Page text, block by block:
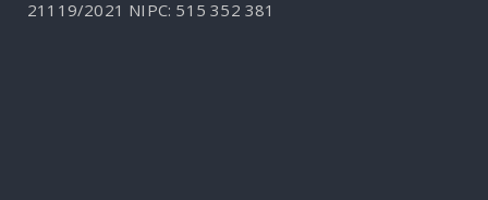
21119/2021 NIPC: 515 352 381